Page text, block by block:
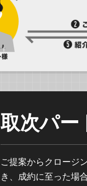
取次パー
ご提案からクロージ
き、成約に至った場